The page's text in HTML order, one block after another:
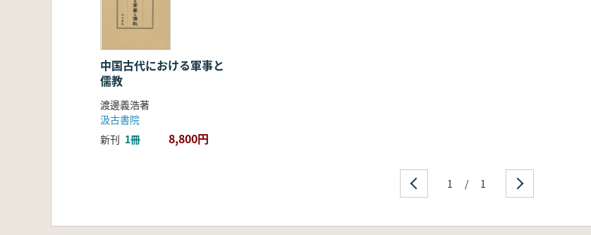
中国古代における軍事と
儒教
渡邊義浩著
汲古書院
新刊 1冊 8,800円
1 / 1